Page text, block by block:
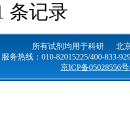
条记录
所有试剂均用于科研 北
服务热线：010-82015225/400-833-
京ICP备05028556